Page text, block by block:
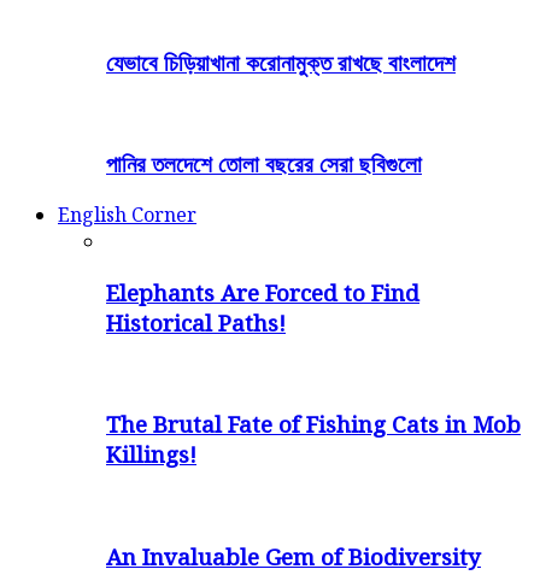
যেভাবে চিড়িয়াখানা করোনামুক্ত রাখছে বাংলাদেশ
পানির তলদেশে তোলা বছরের সেরা ছবিগুলো
English Corner
Elephants Are Forced to Find
Historical Paths!
The Brutal Fate of Fishing Cats in Mob
Killings!
An Invaluable Gem of Biodiversity